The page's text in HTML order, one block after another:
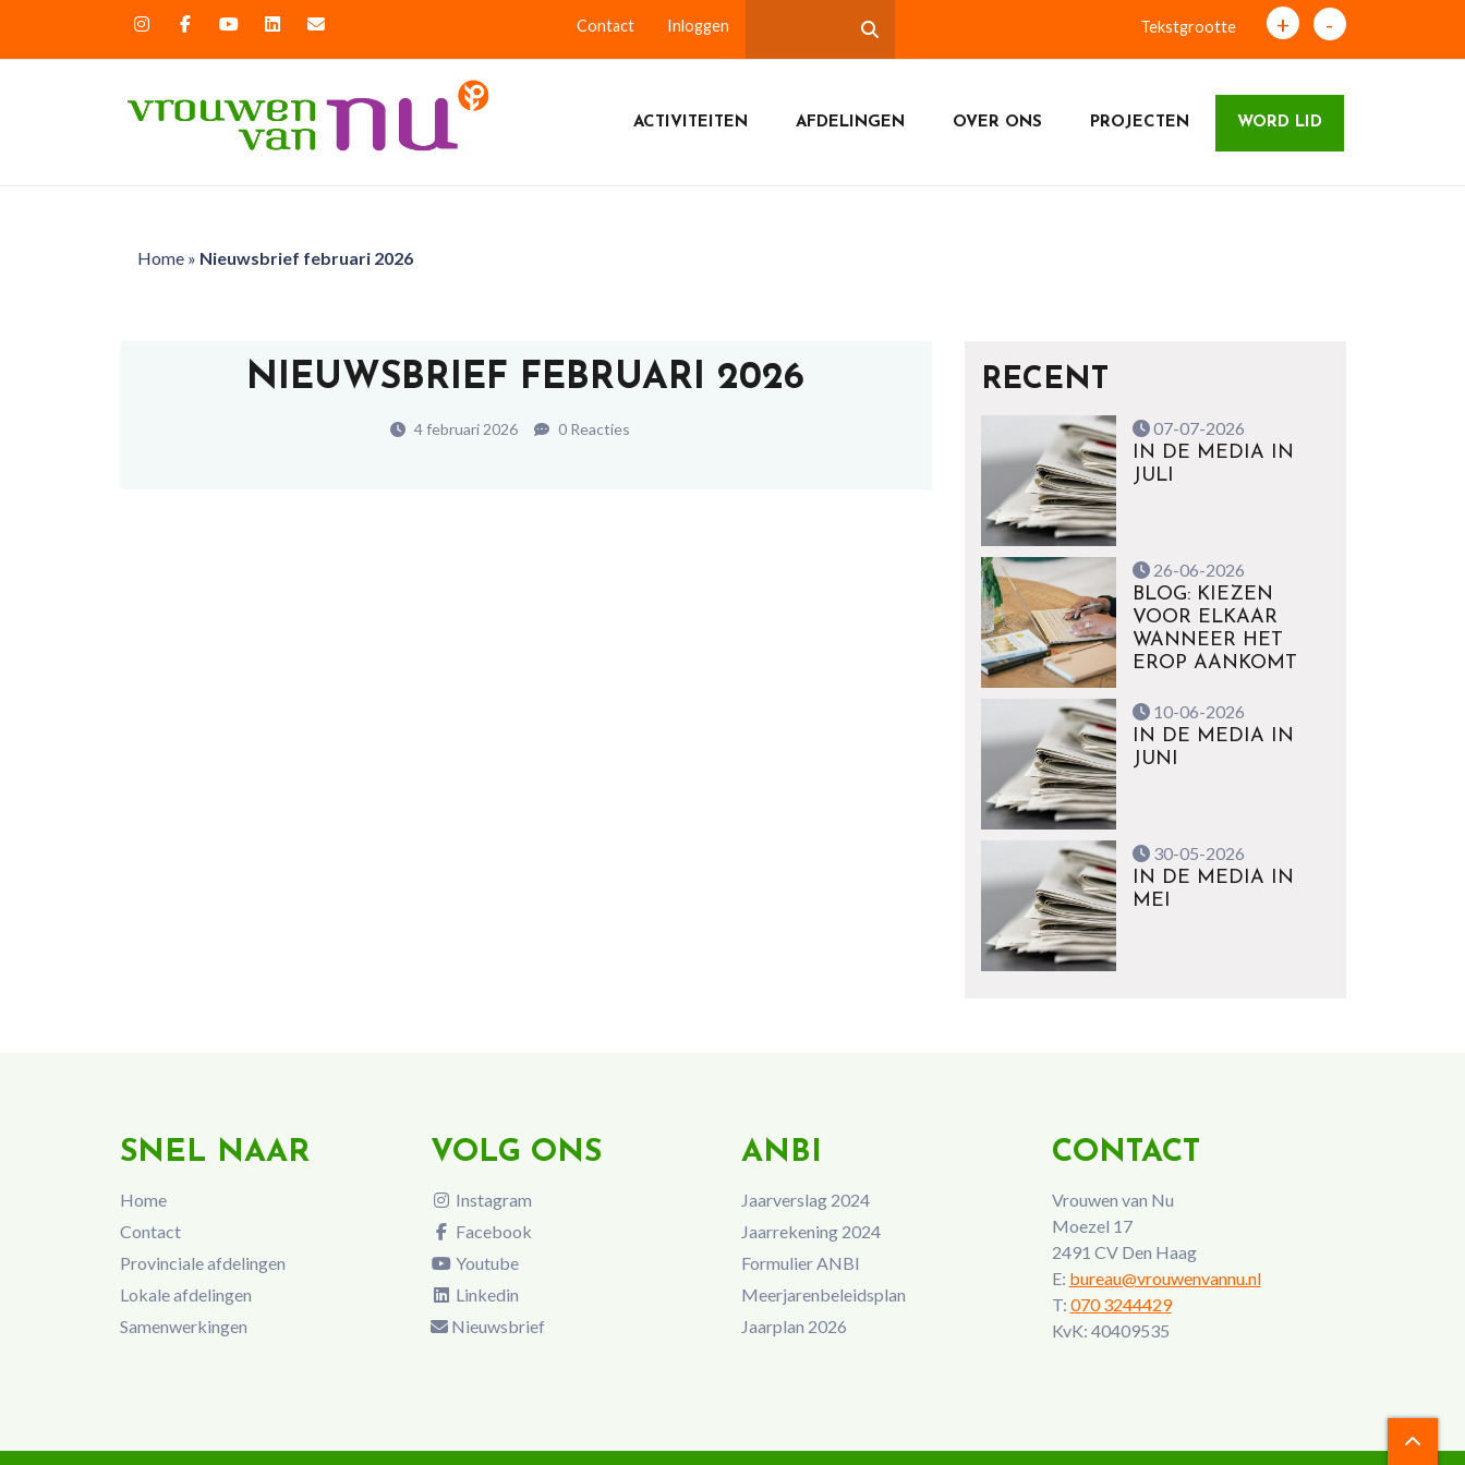
Contact Inloggen Tekstgrootte + -
ACTIVITEITEN AFDELINGEN OVER ONS PROJECTEN WORD LID
Home» Nieuwsbrief februari 2026
NIEUWSBRIEF FEBRUARI 2026
4 februari 2026 0 Reacties
RECENT
07-07-2026
IN DE MEDIA IN
JULI
26-06-2026
BLOG: KIEZEN
VOOR ELKAAR
WANNEER HET
EROP AANKOMT
10-06-2026
IN DE MEDIA IN
JUNI
30-05-2026
IN DE MEDIA IN
MEI
SNEL NAAR
Home
Contact
Provinciale afdelingen
Lokale afdelingen
Samenwerkingen
VOLG ONS
Instagram
Facebook
Youtube
Linkedin
Nieuwsbrief
ANBI
Jaarverslag 2024
Jaarrekening 2024
Formulier ANBI
Meerjarenbeleidsplan
Jaarplan 2026
CONTACT
Vrouwen van Nu
Moezel 17
2491 CV Den Haag
E: bureau@vrouwenvannu.nl
T: 070 3244429
KvK: 40409535